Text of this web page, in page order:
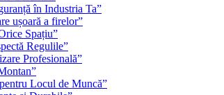
în Industria Ta”
ușoară a firelor”
Spațiu”
Regulile”
Profesională”
Locul de Muncă”